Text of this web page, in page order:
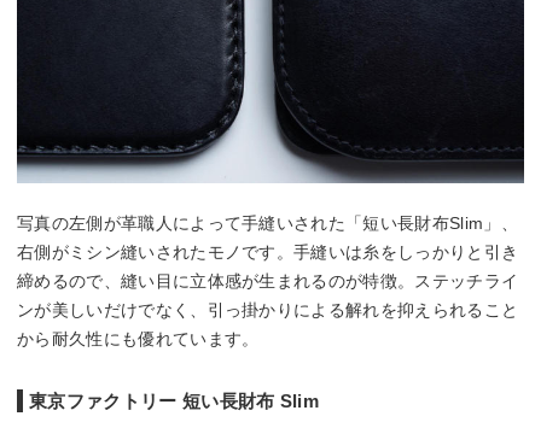
写真の左側が革職人によって手縫いされた「短い長財布Slim」、
右側がミシン縫いされたモノです。手縫いは糸をしっかりと引き
締めるので、縫い目に立体感が生まれるのが特徴。ステッチライ
ンが美しいだけでなく、引っ掛かりによる解れを抑えられること
から耐久性にも優れています。
東京ファクトリー 短い長財布 Slim